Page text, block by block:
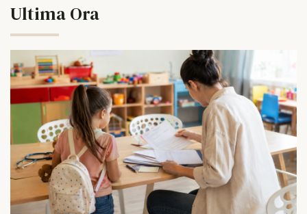
Ultima Ora